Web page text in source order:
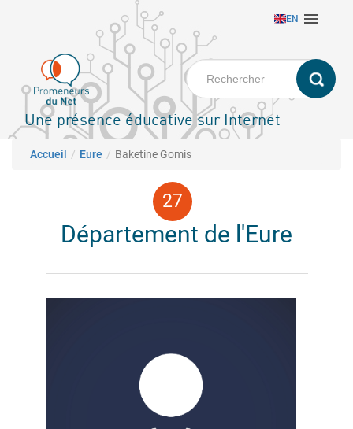
principal
EN 
Une présence éducative sur Internet
Fil d'Ariane
Accueil Eure Baketine Gomis
Département de l'Eure